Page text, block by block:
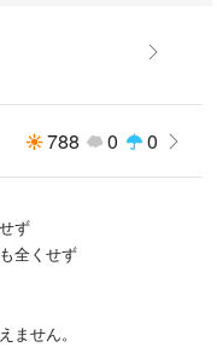
788 0 0
ず
全くせず
せん。